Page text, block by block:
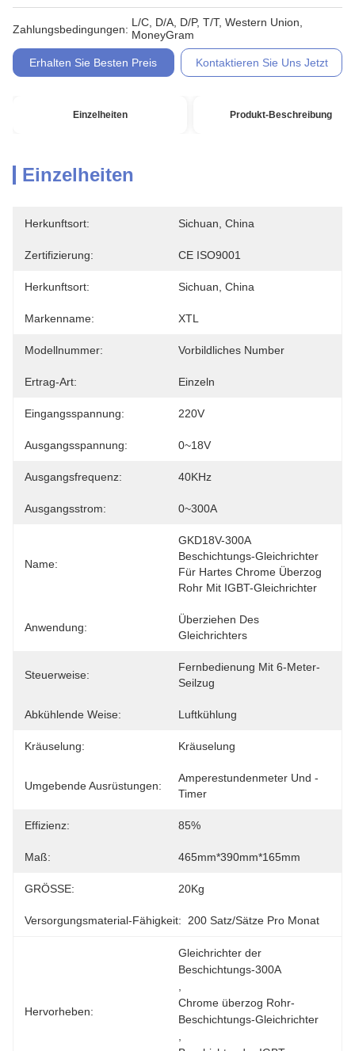
Zahlungsbedingungen:
L/C, D/A, D/P, T/T, Western Union,
MoneyGram
Erhalten Sie Besten Preis Kontaktieren Sie Uns Jetzt
Einzelheiten Produkt-Beschreibung
Einzelheiten
Herkunftsort: Sichuan, China
Zertifizierung: CE ISO9001
Herkunftsort: Sichuan, China
Markenname: XTL
Modellnummer: Vorbildliches Number
Ertrag-Art: Einzeln
Eingangsspannung: 220V
Ausgangsspannung: 0~18V
Ausgangsfrequenz: 40KHz
Ausgangsstrom: 0~300A
Name:
GKD18V-300A
Beschichtungs-Gleichrichter
Für Hartes Chrome Überzog
Rohr Mit IGBT-Gleichrichter
Anwendung:
Überziehen Des
Gleichrichters
Steuerweise:
Fernbedienung Mit 6-Meter-
Seilzug
Abkühlende Weise: Luftkühlung
Kräuselung: Kräuselung
Umgebende Ausrüstungen:
Amperestundenmeter Und -
Timer
Effizienz: 85%
Maß: 465mm*390mm*165mm
GRÖSSE: 20Kg
Versorgungsmaterial-Fähigkeit: 200 Satz/Sätze Pro Monat
Hervorheben:
Gleichrichter der
Beschichtungs-300A
Chrome überzog Rohr-
Beschichtungs-Gleichrichter